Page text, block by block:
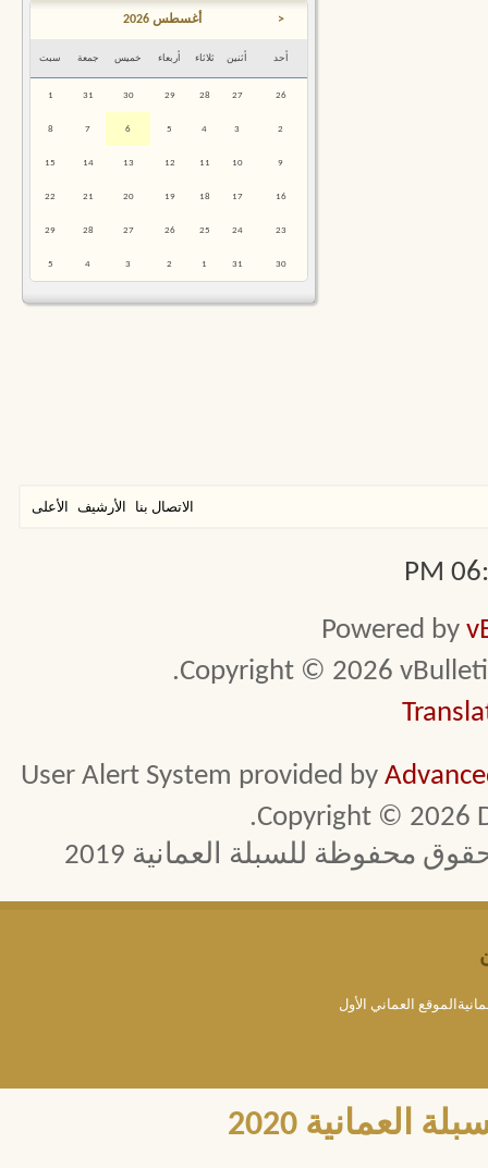
< أغسطس 2026
أحد أثنين ثلاثاء أربعاء خميس جمعة سبت
26
27
28
29
30
31
1
2
3
4
5
6
7
8
9
10
11
12
13
14
15
16
17
18
19
20
21
22
23
24
25
26
27
28
29
30
31
1
2
3
4
5
الاتصال بنا الأرشيف الأعلى
Powered by
Copyright © 2026
User Alert System provided by
Copyright © 2026
محفوظة للسبلة العمانية 2019
العماني الأول
2020